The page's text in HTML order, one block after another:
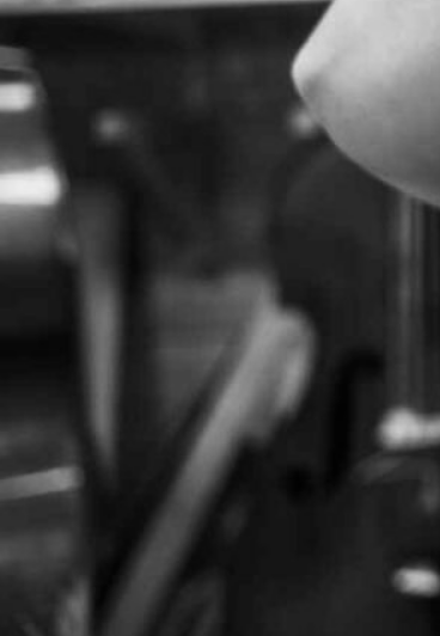
Stenhagenvägen 53
448 50 Tollered
+46 (0) 702 791686
Biographie